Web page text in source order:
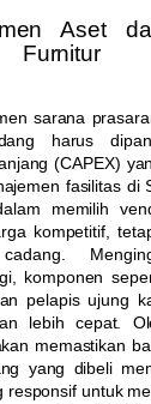
Aset
Furnitur
sarana
harus
(CAPEX)
fasilitas di
memilih
kompetitif,
komponen
pelapis ujung
lebih cepat.
memastikan
yang dibeli
responsif untuk